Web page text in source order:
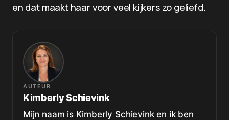
en dat maakt haar voor veel kijkers zo geliefd.
AUTEUR
Kimberly Schievink
Mijn naam is Kimberly Schievink en ik ben